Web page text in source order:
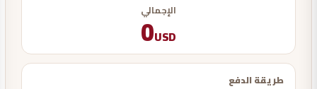
الإجمالي
0USD
طريقة الدفع